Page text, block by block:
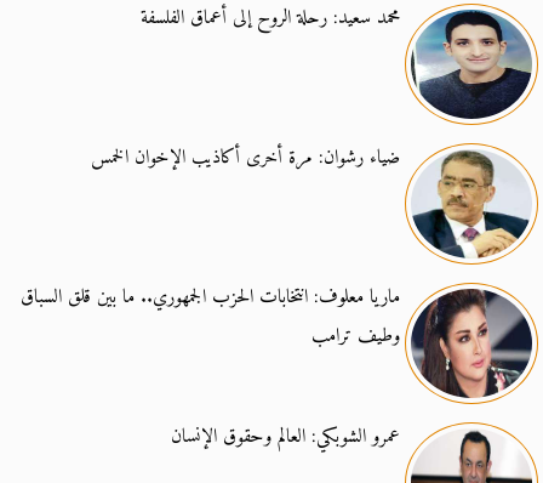
محمد سعيد: رحلة الروح إلى أعماق الفلسفة
ضياء رشوان: مرة أخرى أكاذيب الإخوان الخمس
ماريا معلوف: انتخابات الحزب الجمهوري.. ما بين قلق السباق
وطيف ترامب
عمرو الشوبكي: العالم وحقوق الإنسان